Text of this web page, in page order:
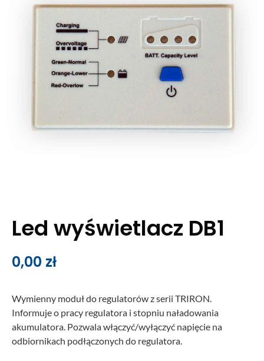
Led wyświetlacz DB1
0,00 zł
Wymienny moduł do regulatorów z serii TRIRON.
Informuje o pracy regulatora i stopniu naładowania
akumulatora. Pozwala włączyć/wyłączyć napięcie na
odbiornikach podłączonych do regulatora.